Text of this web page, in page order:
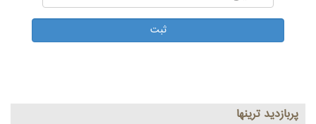
پربازديد ترينها